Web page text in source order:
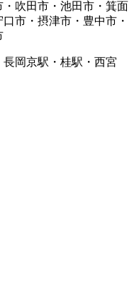
吹田市・池田市・箕面
市・摂津市・豊中市・
岡京駅・桂駅・西宮